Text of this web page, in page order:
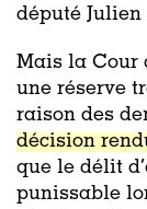
député
Mais la Cour
une réserve
raison des
décision
que le délit
punissable